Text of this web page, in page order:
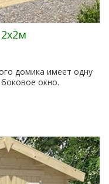
домика имеет одну
окно.